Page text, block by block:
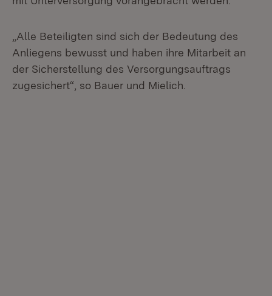
„Alle Beteiligten sind sich der Bedeutung des
Anliegens bewusst und haben ihre Mitarbeit an
der Sicherstellung des Versorgungsauftrags
zugesichert“, so Bauer und Mielich.